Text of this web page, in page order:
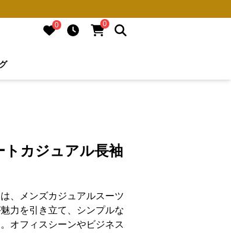
0 0
トカジュアル長袖
、メンズカジュアルスーツ
力を引き立て、シンプルな
オフィスシーンやビジネス